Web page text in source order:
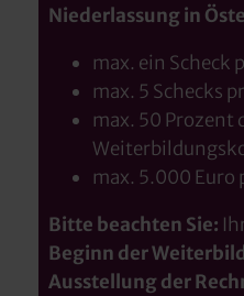
Niederlassung in
max. ein Scheck
max. 5 Schecks
max. 50 Prozent
max. 5.000 Euro
Bitte beachten Sie:
Beginn der
Ausstellung der